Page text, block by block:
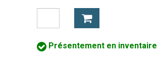
Présentement en inventaire